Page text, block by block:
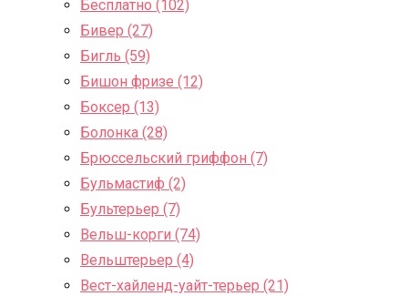
Бесплатно (102)
Бивер (27)
Бигль (59)
Бишон фризе (12)
Боксер (13)
Болонка (28)
Брюссельский гриффон (7)
Бульмастиф (2)
Бультерьер (7)
Вельш-корги (74)
Вельштерьер (4)
Вест-хайленд-уайт-терьер (21)